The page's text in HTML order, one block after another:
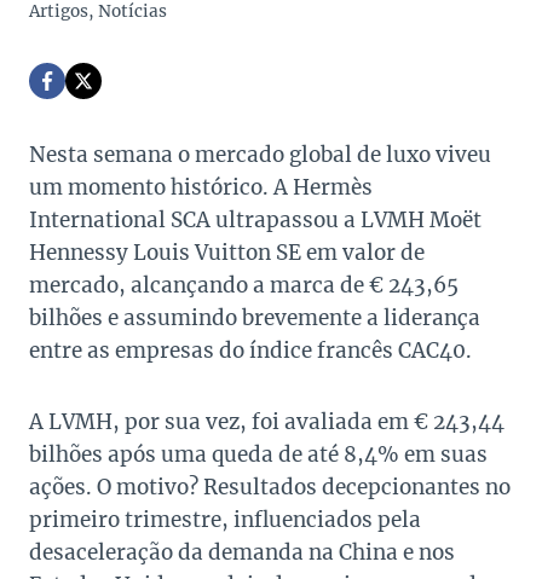
Artigos, Notícias
Nesta semana o mercado global de luxo viveu
um momento histórico. A Hermès
International SCA ultrapassou a LVMH Moët
Hennessy Louis Vuitton SE em valor de
mercado, alcançando a marca de € 243,65
bilhões e assumindo brevemente a liderança
entre as empresas do índice francês CAC40.
A LVMH, por sua vez, foi avaliada em € 243,44
bilhões após uma queda de até 8,4% em suas
ações. O motivo? Resultados decepcionantes no
primeiro trimestre, influenciados pela
desaceleração da demanda na China e nos